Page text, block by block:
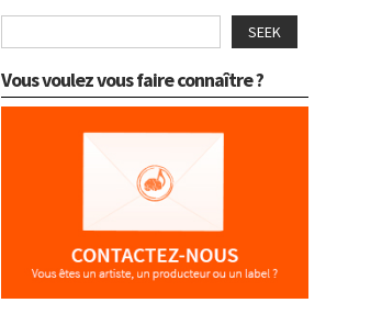
SEEK
Vous voulez vous faire connaître ?